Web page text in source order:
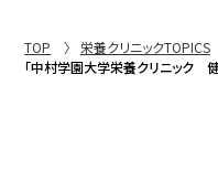
TOP
栄養クリニックTOPICS
「中村学園大学栄養クリニック